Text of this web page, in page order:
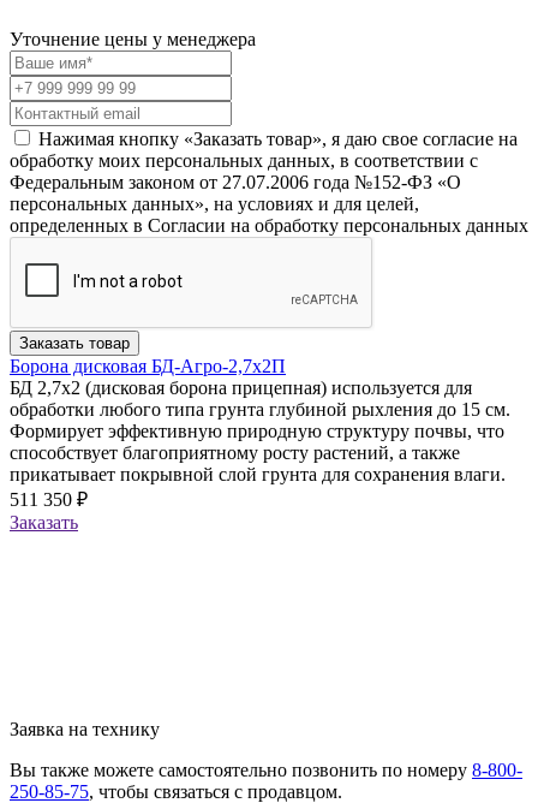
Уточнение цены у менеджера
Нажимая кнопку «Заказать товар», я даю свое согласие на
обработку моих персональных данных, в соответствии с
Федеральным законом от 27.07.2006 года №152-ФЗ «О
персональных данных», на условиях и для целей,
определенных в Согласии на обработку персональных данных
Заказать товар
Борона дисковая БД-Агро-2,7х2П
БД 2,7х2 (дисковая борона прицепная) используется для
обработки любого типа грунта глубиной рыхления до 15 см.
Формирует эффективную природную структуру почвы, что
способствует благоприятному росту растений, а также
прикатывает покрывной слой грунта для сохранения влаги.
511 350 ₽
Заказать
Заявка на технику
Вы также можете самостоятельно позвонить по номеру 8-800-
250-85-75, чтобы связаться с продавцом.